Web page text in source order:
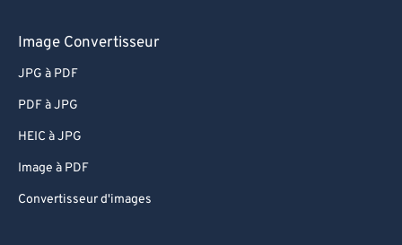
Image Convertisseur
JPG à PDF
PDF à JPG
HEIC à JPG
Image à PDF
Convertisseur d'images